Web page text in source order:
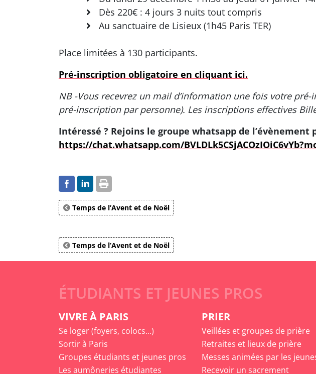
Dès 220€ : 4 jours 3 nuits tout compris
Au sanctuaire de Lisieux (1h45 Paris TER)
Place limitées à 130 participants.
Pré-inscription obligatoire en cliquant ici.
NB -Vous recevrez un mail d’information une fois votre
pré-inscription par personne). Les inscriptions effectives
Intéressé ? Rejoins le groupe whatsapp de
https://chat.whatsapp.com/
Temps de l’Avent et de Noël
Temps de l’Avent et de Noël
ÉTUDIANTS ET JEUNES PROS
VIVRE À PARIS
Se loger (foyers, colocs...)
Sortir à Paris
Groupes étudiants et jeunes pros
Les aumôneries étudiantes
PRIER
Veillées et groupes de prière
Retraites et lieux de prière
Messes animées par les
Recevoir un sacrement